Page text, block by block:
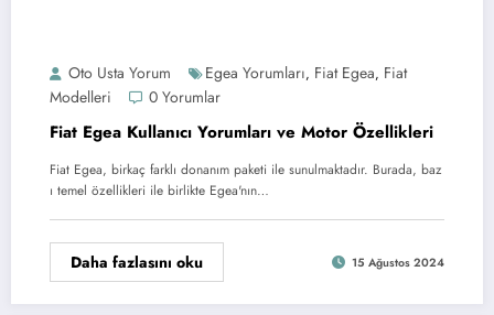
Oto Usta Yorum Egea Yorumları, Fiat Egea, Fiat
Modelleri
0 Yorumlar
Fiat Egea Kullanıcı Yorumları ve Motor Özellikleri
Fiat Egea, birkaç farklı donanım paketi ile sunulmaktadır. Burada, baz
ı temel özellikleri ile birlikte Egea'nın…
Daha fazlasını oku 15 Ağustos 2024